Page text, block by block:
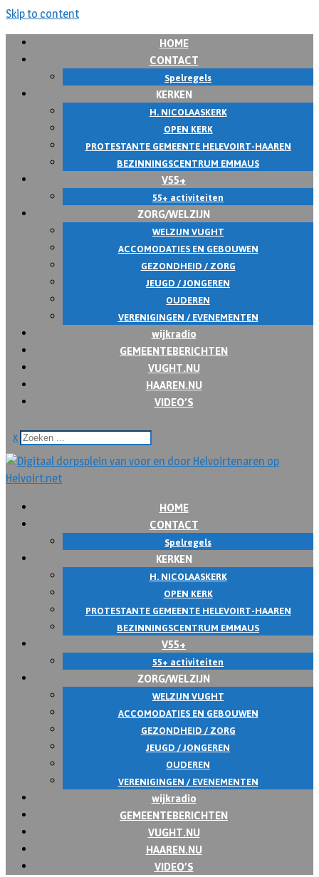
Skip to content
HOME
CONTACT
Spelregels
KERKEN
H. NICOLAASKERK
OPEN KERK
PROTESTANTE GEMEENTE HELEVOIRT-HAAREN
BEZINNINGSCENTRUM EMMAUS
V55+
55+ activiteiten
ZORG/WELZIJN
WELZIJN VUGHT
ACCOMODATIES EN GEBOUWEN
GEZONDHEID / ZORG
JEUGD / JONGEREN
OUDEREN
VERENIGINGEN / EVENEMENTEN
wijkradio
GEMEENTEBERICHTEN
VUGHT.NU
HAAREN.NU
VIDEO’S
x
HOME
CONTACT
Spelregels
KERKEN
H. NICOLAASKERK
OPEN KERK
PROTESTANTE GEMEENTE HELEVOIRT-HAAREN
BEZINNINGSCENTRUM EMMAUS
V55+
55+ activiteiten
ZORG/WELZIJN
WELZIJN VUGHT
ACCOMODATIES EN GEBOUWEN
GEZONDHEID / ZORG
JEUGD / JONGEREN
OUDEREN
VERENIGINGEN / EVENEMENTEN
wijkradio
GEMEENTEBERICHTEN
VUGHT.NU
HAAREN.NU
VIDEO’S